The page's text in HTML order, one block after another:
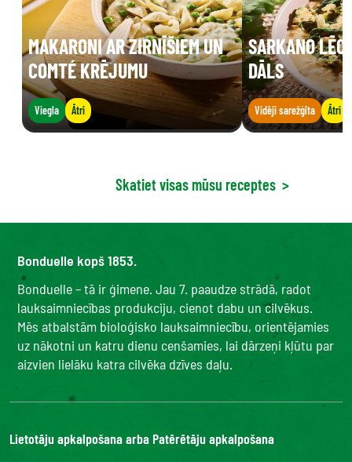
MAKARONI AR ZIRNĪŠIEM UN
COMTÉ KRĒJUMU
Viegla Ātri
SARKANO
DĀLS
Vidēji sarežģīta Ātri
Skatiet visas mūsu receptes >
Bonduelle kopš 1853.
Bonduelle – tā ir ģimene. Jau 7. paaudze strādā, radot
lauksaimniecības produkciju, cienot dabu un cilvēkus.
Mēs atbalstām bioloģisko lauksaimniecību, orientējamies
uz nākotni un katru dienu cenšamies, lai dārzeņi kļūtu par
aizvien lielāku katra cilvēka dzīves daļu.
Lietotāju apkalpošana arba Patērētāju apkalpošana